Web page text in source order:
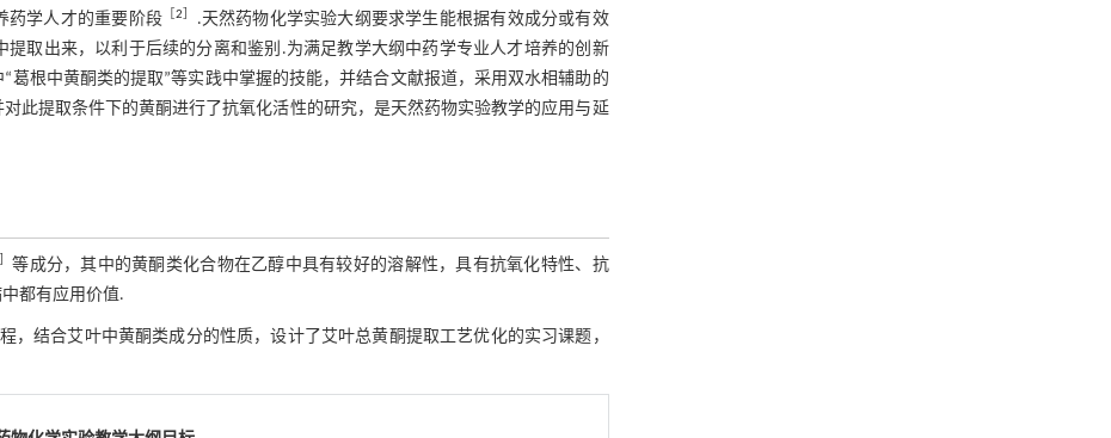
药学人才的重要阶段［2
.天然药物化学实验大纲要求学生能根据有效成分或有效
取出来，以利于后续的分离和鉴别.为满足教学大纲中药学专业人才培养的创新
根中黄酮类的提取”等实践中掌握的技能，并结合文献报道，采用双水相辅助的
此提取条件下的黄酮进行了抗氧化活性的研究，是天然药物实验教学的应用与延
］等成分，其中的黄酮类化合物在乙醇中具有较好的溶解性，具有抗氧化特性、抗
都有应用价值.
，结合艾叶中黄酮类成分的性质，设计了艾叶总黄酮提取工艺优化的实习课题，